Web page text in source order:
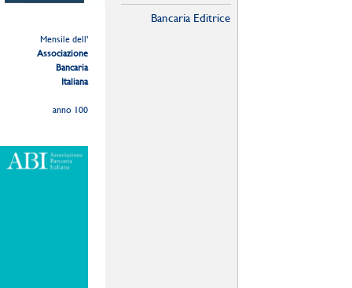
Mensile dell'
Associazione
Bancaria
Italiana
anno 100
Bancaria Editrice